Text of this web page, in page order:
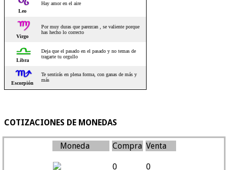
COTIZACIONES DE MONEDAS
Moneda Compra Venta
0 0